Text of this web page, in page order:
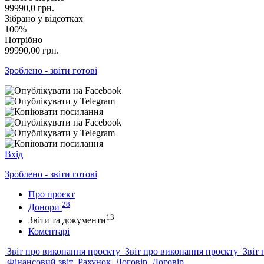
99990,0 грн.
Зібрано у відсотках
100%
Потрібно
99990,00 грн.
Зроблено - звіти готові
Вхід
Зроблено - звіти готові
Про проєкт
Донори 28
Звіти та документи13
Коментарі
Звіт про виконання проєкту Звіт про виконання проєкту Звіт
Фінансовий звіт Рахунок Договір Договір